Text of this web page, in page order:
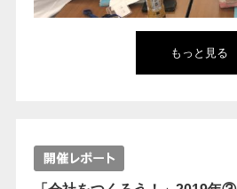
もっと見る